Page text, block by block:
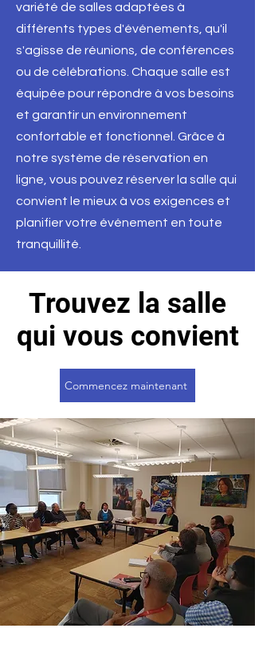
variété de salles adaptées à
différents types d'événements, qu'il
s'agisse de réunions, de conférences
ou de célébrations. Chaque salle est
équipée pour répondre à vos besoins
et garantir un environnement
confortable et fonctionnel. Grâce à
notre système de réservation en
ligne, vous pouvez réserver la salle qui
convient le mieux à vos exigences et
planifier votre événement en toute
tranquillité.
Trouvez la salle
qui vous convient
Commencez maintenant